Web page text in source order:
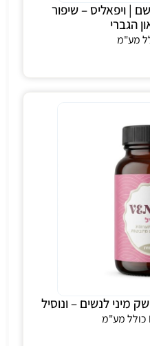
| ויפאליס – שיפור
הגברי
מע"מ
מיני לנשים – ונוסיל
כולל מע"מ